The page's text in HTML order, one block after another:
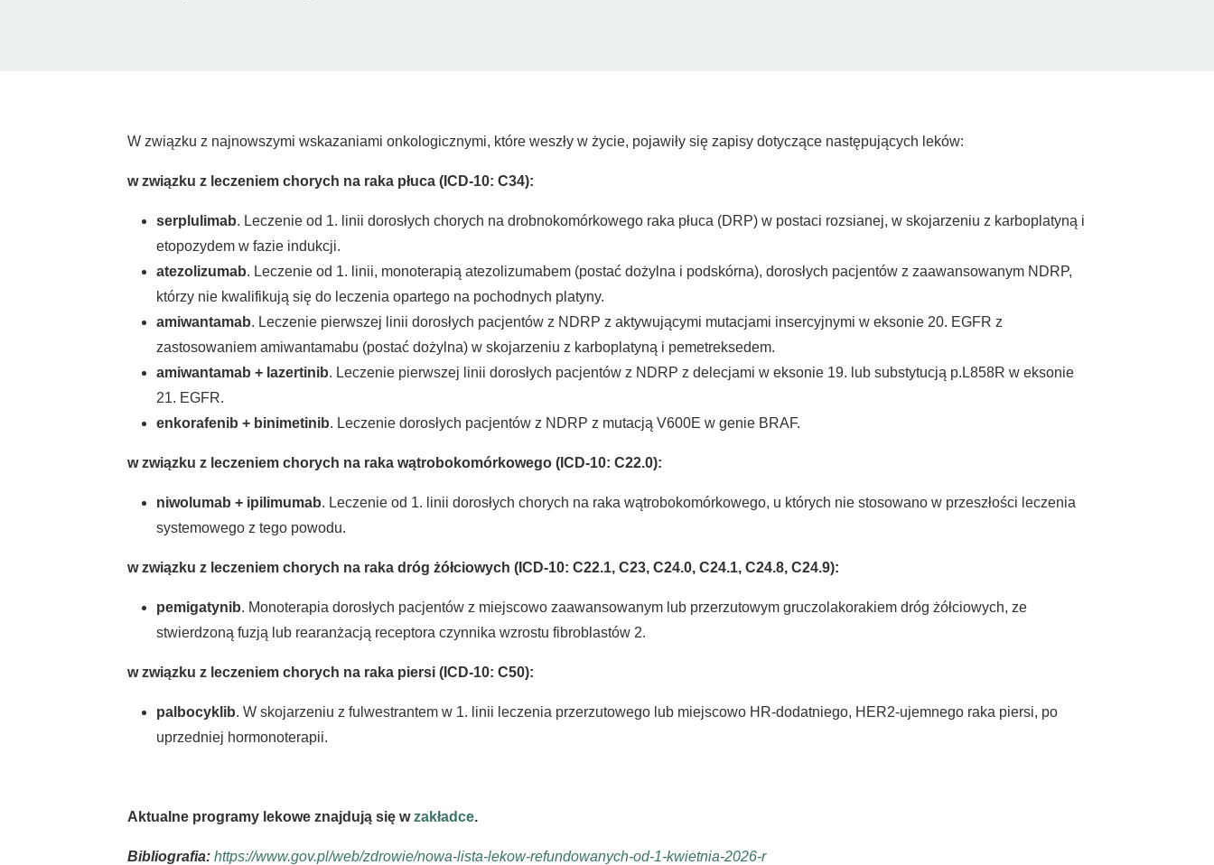
W związku z najnowszymi wskazaniami onkologicznymi, które weszły w życie, pojawiły się zapisy dotyczące następujących leków:
w związku z leczeniem chorych na raka płuca (ICD-10: C34):
serplulimab. Leczenie od 1. linii dorosłych chorych na drobnokomórkowego raka płuca (DRP) w postaci rozsianej, w skojarzeniu z karboplatyną i
etopozydem w fazie indukcji.
atezolizumab. Leczenie od 1. linii, monoterapią atezolizumabem (postać dożylna i podskórna), dorosłych pacjentów z zaawansowanym NDRP,
którzy nie kwalifikują się do leczenia opartego na pochodnych platyny.
amiwantamab. Leczenie pierwszej linii dorosłych pacjentów z NDRP z aktywującymi mutacjami insercyjnymi w eksonie 20. EGFR z
zastosowaniem amiwantamabu (postać dożylna) w skojarzeniu z karboplatyną i pemetreksedem.
amiwantamab + lazertinib. Leczenie pierwszej linii dorosłych pacjentów z NDRP z delecjami w eksonie 19. lub substytucją p.L858R w eksonie
21. EGFR.
enkorafenib + binimetinib. Leczenie dorosłych pacjentów z NDRP z mutacją V600E w genie BRAF.
w związku z leczeniem chorych na raka wątrobokomórkowego (ICD-10: C22.0):
niwolumab + ipilimumab. Leczenie od 1. linii dorosłych chorych na raka wątrobokomórkowego, u których nie stosowano w przeszłości leczenia
systemowego z tego powodu.
w związku z leczeniem chorych na raka dróg żółciowych (ICD-10: C22.1, C23, C24.0, C24.1, C24.8, C24.9):
pemigatynib. Monoterapia dorosłych pacjentów z miejscowo zaawansowanym lub przerzutowym gruczolakorakiem dróg żółciowych, ze
stwierdzoną fuzją lub rearanżacją receptora czynnika wzrostu fibroblastów 2.
w związku z leczeniem chorych na raka piersi (ICD-10: C50):
palbocyklib. W skojarzeniu z fulwestrantem w 1. linii leczenia przerzutowego lub miejscowo HR-dodatniego, HER2-ujemnego raka piersi, po
uprzedniej hormonoterapii.
Aktualne programy lekowe znajdują się wzakładce.
Bibliografia: https://www.gov.pl/web/zdrowie/nowa-lista-lekow-refundowanych-od-1-kwietnia-2026-r